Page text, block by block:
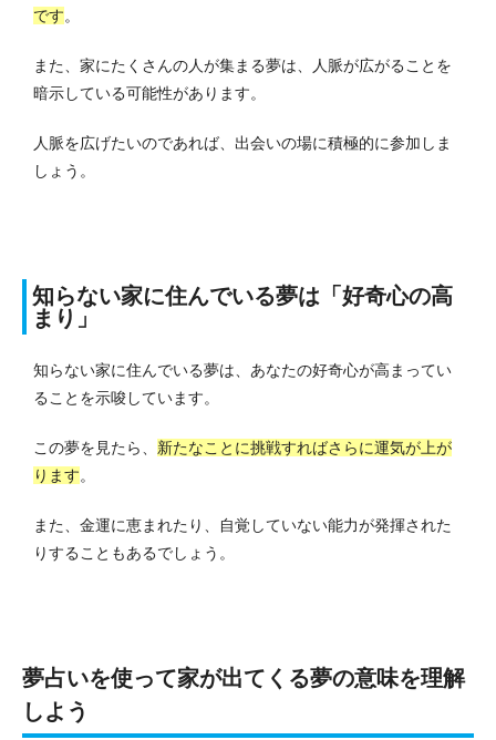
です。
また、家にたくさんの人が集まる夢は、人脈が広がることを
暗示している可能性があります。
人脈を広げたいのであれば、出会いの場に積極的に参加しま
しょう。
知らない家に住んでいる夢は「好奇心の高
まり」
知らない家に住んでいる夢は、あなたの好奇心が高まってい
ることを示唆しています。
この夢を見たら、 新たなことに挑戦すればさらに運気が上が
ります。
また、金運に恵まれたり、自覚していない能力が発揮された
りすることもあるでしょう。
夢占いを使って家が出てくる夢の意味を理解
しよう